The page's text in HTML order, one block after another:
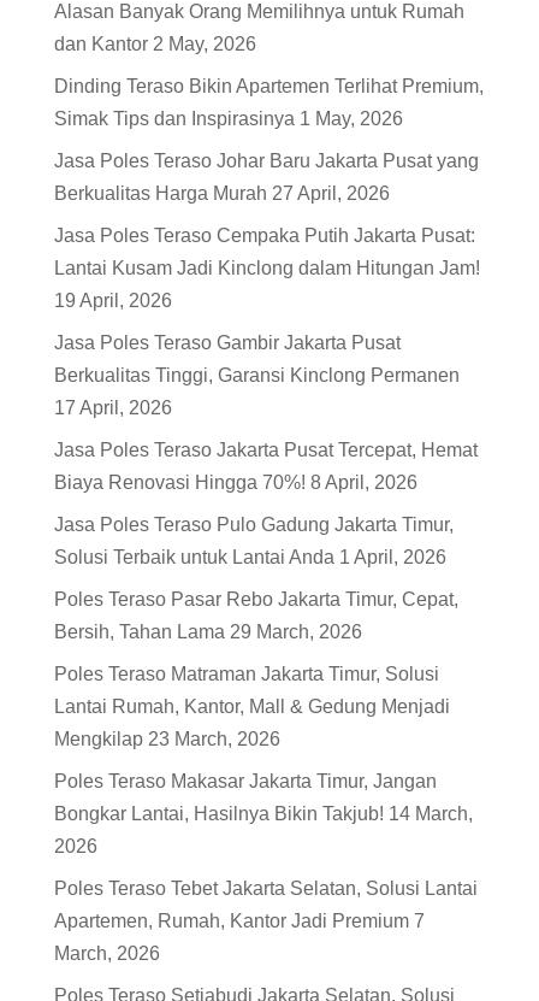
Alasan Banyak Orang Memilihnya untuk Rumah
dan Kantor 2 May, 2026
Dinding Teraso Bikin Apartemen Terlihat Premium,
Simak Tips dan Inspirasinya 1 May, 2026
Jasa Poles Teraso Johar Baru Jakarta Pusat yang
Berkualitas Harga Murah 27 April, 2026
Jasa Poles Teraso Cempaka Putih Jakarta Pusat:
Lantai Kusam Jadi Kinclong dalam Hitungan Jam!
19 April, 2026
Jasa Poles Teraso Gambir Jakarta Pusat
Berkualitas Tinggi, Garansi Kinclong Permanen
17 April, 2026
Jasa Poles Teraso Jakarta Pusat Tercepat, Hemat
Biaya Renovasi Hingga 70%! 8 April, 2026
Jasa Poles Teraso Pulo Gadung Jakarta Timur,
Solusi Terbaik untuk Lantai Anda 1 April, 2026
Poles Teraso Pasar Rebo Jakarta Timur, Cepat,
Bersih, Tahan Lama 29 March, 2026
Poles Teraso Matraman Jakarta Timur, Solusi
Lantai Rumah, Kantor, Mall & Gedung Menjadi
Mengkilap 23 March, 2026
Poles Teraso Makasar Jakarta Timur, Jangan
Bongkar Lantai, Hasilnya Bikin Takjub! 14 March,
2026
Poles Teraso Tebet Jakarta Selatan, Solusi Lantai
Apartemen, Rumah, Kantor Jadi Premium 7
March, 2026
Poles Teraso Setiabudi Jakarta Selatan, Solusi